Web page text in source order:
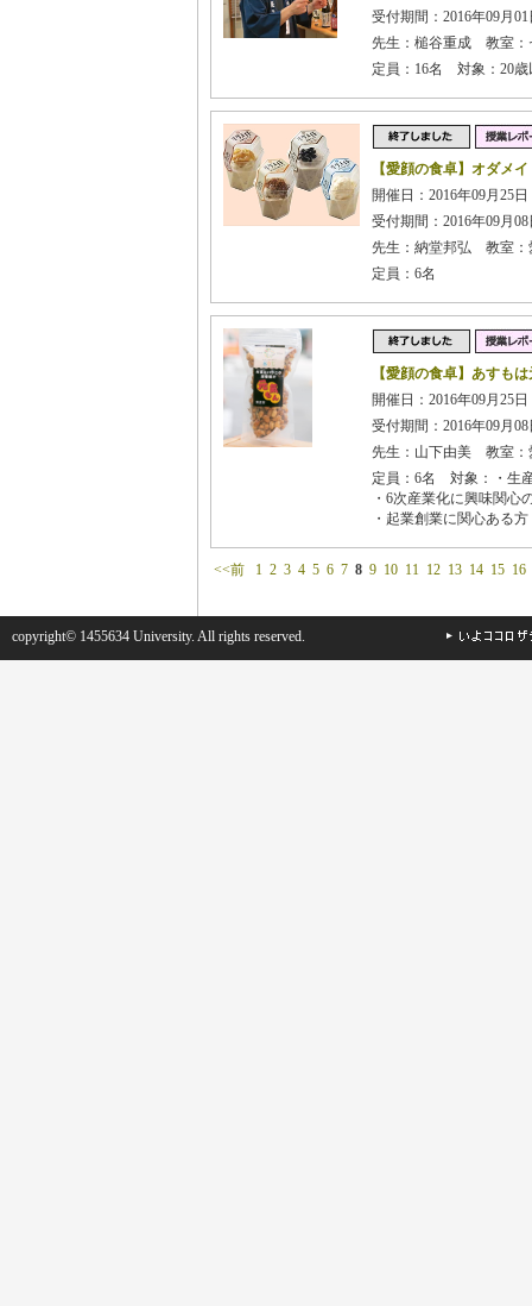
受付期間：2016年09月
先生：槌谷重成 教室：
定員：16名 対象：20歳
【愛顔の食卓】オダメ
開催日：2016年09月25
受付期間：2016年09月
先生：納堂邦弘 教室：
定員：6名
【愛顔の食卓】あすも
開催日：2016年09月25
受付期間：2016年09月
先生：山下由美 教室：
定員：6名 対象：・生
・6次産業化に興味関心
・起業創業に関心ある方
<<前 1 2 3 4 5 6 7 8 9 10 11 12 13 14 15 16
copyright© 1455634 University. All rights reserved.